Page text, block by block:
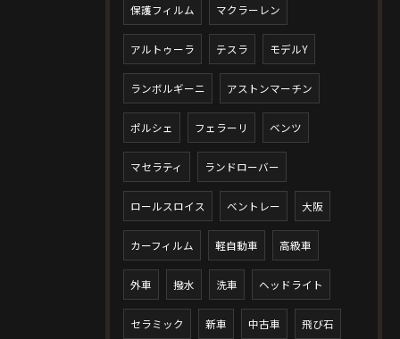
保護フィルム マクラーレン
アルトゥーラ テスラ モデルY
ランボルギーニ アストンマーチン
ポルシェ フェラーリ ベンツ
マセラティ ランドローバー
ロールスロイス ベントレー 大阪
カーフィルム 軽自動車 高級車
外車 撥水 洗車 ヘッドライト
セラミック 新車 中古車 飛び石